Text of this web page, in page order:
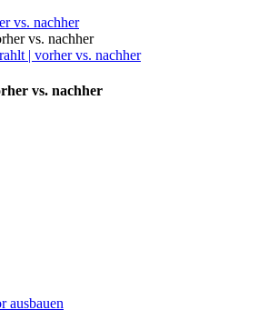
vs. nachher
| vorher vs. nachher
vs. nachher
ausbauen